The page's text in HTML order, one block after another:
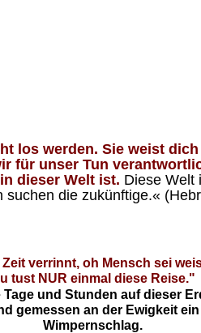
los werden. Sie weist
für unser Tun
dieser Welt ist. Diese Welt
die zukünftige.«
verrinnt, oh Mensch sei
tust NUR einmal diese Reise."
Tage und Stunden auf dieser
gemessen an der Ewigkeit ein
Wimpernschlag.